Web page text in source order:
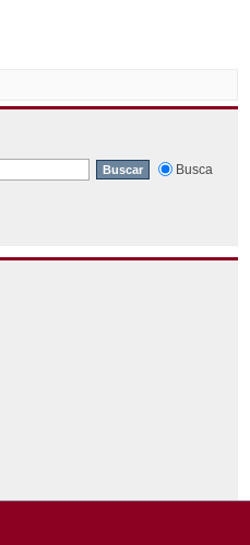
Busca